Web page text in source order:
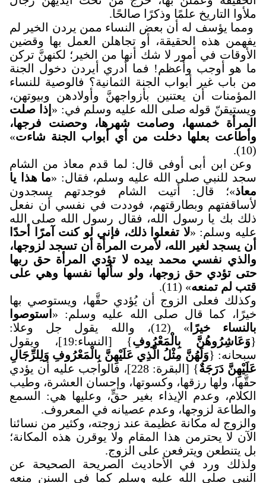
ملأوا التاريخ علمًا وذكرًا صالحًا.
ومما يؤسف له أن بعض النساء ممن يردن الخير لم
يفهمن هذه الحقيقة، أو تجاهلن العمل بها وقضين
الأوقات في أمور لا شك أنها من الخير؛ لكنهنَّ تركن
ما هو أوجب وأعظم! فما أدري أيردن دخول الجنة
من باب غير أبواب الجنة الثمانية؟ فالوصية للنساء
المؤمنات أن يعتنين بأزواجهنَّ وأولادهن وبيوتهن،
ويستيقنّ قوله صلى الله عليه وسلم في: « إذا صلت
المرأة خمسها، وصامت شهرها، وحصنت فرجها،
وأطاعت بعلها دخلت من أي أبواب الجنة شاءت»
(10).
وعن ابن أبى أوفى قال: لما قدم معاذ من الشام
سجد للنبي صلى الله عليه وسلم، فقال: «ما هذا يا
معاذ»؛ قال: أتيت الشام فوجدتهم يسجدون
لأساقفتهم وبطارقتهم، فوددت في نفسي أن نفعل
ذلك بك يا رسول الله، فقال رسول الله صلى الله
عليه وسلم: «لا تفعلوا ذلك، فإني لو كنت آمرًا أحدًا
أن يسجد لغير الله، لأمرت المرأة أن تسجد لزوجها،
والذي نفسي محمد بيده لا تؤدي المرأة حق ربها
حتى تؤدي حق زوجها، ولو سألها نفسها وهي على
قتب لم تمنعه» (11).
وكذلك فعلى الزوج أن يُؤدي حقَّها، ويستوصي بها
خيرًا، كما قال صلى الله عليه وسلم: « استوصوا
بالنساء خيرًا
» (12)، والله يقول جل وعلا:
{وَعَاشِرُوهُنَّ بِالْمَعْرُوفِ
} [النساء:19]، ويقول
سبحانه: {وَلَهُنَّ مِثْلُ الَّذِي عَلَيْهِنَّ بِالْمَعْرُوفِ وَلِلرِّجَالِ
عَلَيْهِنَّ دَرَجَةٌ
} [البقرة: 228]، فالواجب عليه أن يؤدي
حقَّها، ولها رزقها، وكسوتها، وإحسان العشرة، وطيب
الكلام، وعدم الإيذاء بغير حقٍّ، وعليها هي: السمع
والطاعة لزوجها، وعدم عصيانه في المعروف.
والزوج له مكانة عظيمة عند زوجته، وكثير من نسائنا
الآن لا يحترمن هذا المقام ولا يوقرن هذه المكانة؛
بل يتنطعن ويترفعن على الزوج.
ولذلك ورد في الأحاديث الصريحة الصحيحة عن
النبي صلى الله عليه وسلم كما في السنن منعه